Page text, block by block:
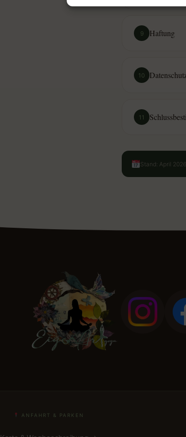
9 Haftung
10
11
Stand: April
ANFAHRT & PARKEN